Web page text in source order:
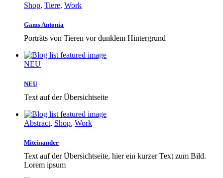
Shop, Tiere, Work
Gams Antonia
Porträts von Tieren vor dunklem Hintergrund
NEU
NEU
Text auf der Übersichtseite
Abstract, Shop, Work
Miteinander
Text auf der Übersichtseite, hier ein kurzer Text zum Bild.
Lorem ipsum